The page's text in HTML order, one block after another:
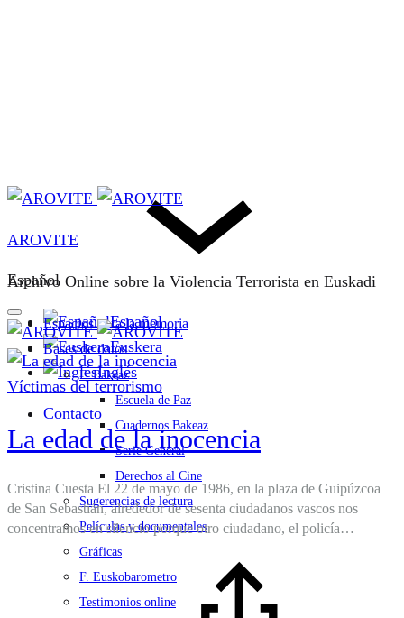
Español
Español
Euskera
Inglés
Contacto
AROVITE
Archivo Online sobre la Violencia Terrorista en Euskadi
Espacios para la memoria
Bases de datos
F. Bakeaz
Escuela de Paz
Cuadernos Bakeaz
Serie General
Derechos al Cine
Sugerencias de lectura
Películas y documentales
Gráficas
F. Euskobarometro
Testimonios online
Víctimas del terrorismo
La edad de la inocencia
Cristina Cuesta El 22 de mayo de 1986, en la plaza de Guipúzcoa
de San Sebastián, alrededor de sesenta ciudadanos vascos nos
concentramos en silencio porque otro ciudadano, el policía…